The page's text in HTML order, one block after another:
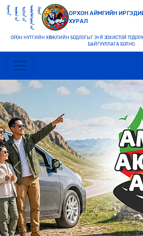
ОРХОН АЙМГИЙН ИРГЭДИЙН
ХУРАЛ
ОРОН НУТГИЙН ХӨГЖЛИЙН БОДЛОГЫГ ЗҮЙ ЗОХИСТОЙ
БАЙГУУЛЛАГА БОЛНО.
Previous